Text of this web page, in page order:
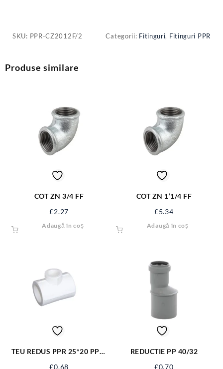
SKU: PPR-CZ2012F/2 Categorii: Fitinguri, Fitinguri PPR
Produse similare
COT ZN 3/4 FF
£2.27
Adaugă în coș
COT ZN 1’1/4 FF
£5.34
Adaugă în coș
TEU REDUS PPR 25*20 PPR-
£0.68
REDUCTIE PP 40/32
£0.70